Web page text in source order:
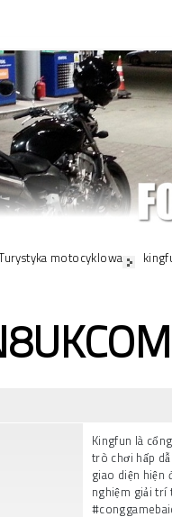
motocyklowa
Kingfun là
trò chơi hấp
giao diện hiện
nghiệm giải